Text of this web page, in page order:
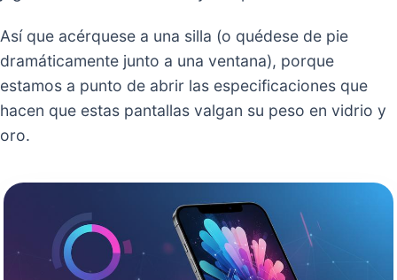
influenciadas únicamente por la calidad de
pantalla. Así es—tamañosíimporta cuando
márgenes y la satisfacción del cliente
La cosa es que... si está buscando piezas o
vendiendo teléfonos al por mayor sin saber
exactamente lo que esa pantalla puede